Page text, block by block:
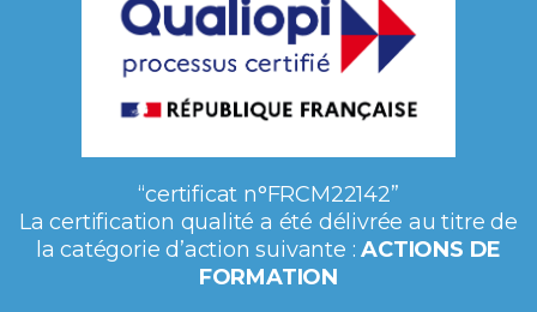
“certificat n°FRCM22142”
La certification qualité a été délivrée au titre de
la catégorie d’action suivante :ACTIONS DE
FORMATION